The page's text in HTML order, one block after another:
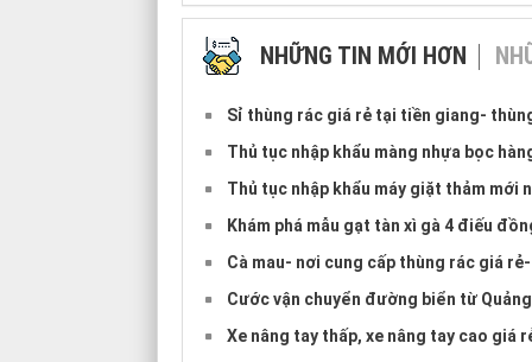
NHỮNG TIN MỚI HƠN
Sỉ thùng rác giá rẻ tại tiền giang-
Thủ tục nhập khẩu màng nhựa bọc
Thủ tục nhập khẩu máy giặt thảm mới
Khám phá mẫu gạt tàn xì gà 4 điếu
Cà mau- nơi cung cấp thùng rác giá
Cước vận chuyển đường biển từ
Xe nâng tay thấp, xe nâng tay cao giá